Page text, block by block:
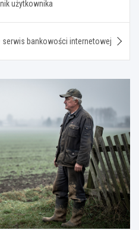
użytkownika
bankowości internetowej